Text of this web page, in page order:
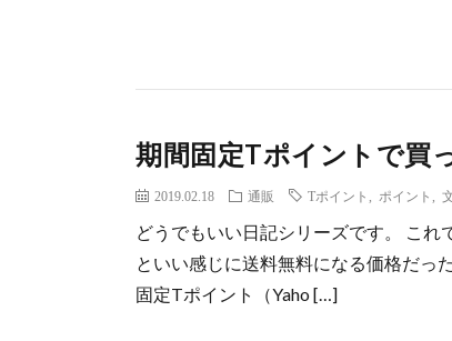
期間固定Tポイントで買
2019.02.18 通販 Tポイント ポイント
どうでもいい日記シリーズです。 こ
といい感じに送料無料になる価格だっ
固定Tポイント（Yaho […]